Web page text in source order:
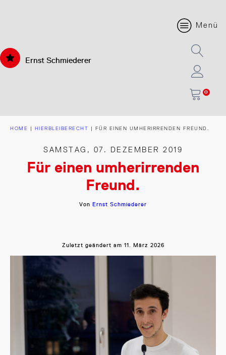
Ernst Schmiederer
Menü
0
HOME | HIERBLEIBERECHT | FÜR EINEN UMHERIRRENDEN FREUND.
SAMSTAG, 07. DEZEMBER 2019
Für einen umherirrenden
Freund.
Von Ernst Schmiederer
Zuletzt geändert am 11. März 2026